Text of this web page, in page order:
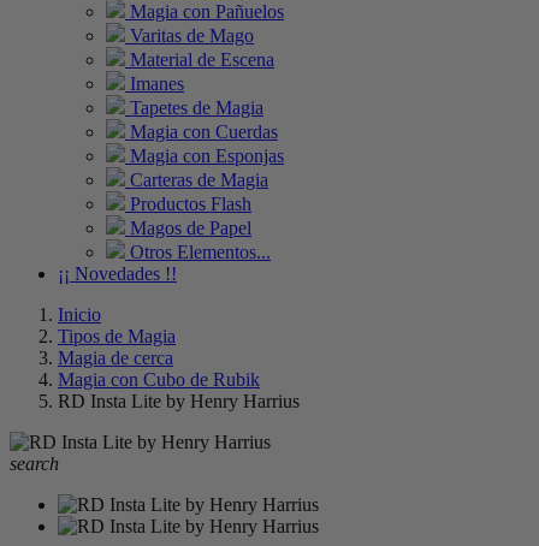
Magia con Pañuelos
Varitas de Mago
Material de Escena
Imanes
Tapetes de Magia
Magia con Cuerdas
Magia con Esponjas
Carteras de Magia
Productos Flash
Magos de Papel
Otros Elementos...
¡¡ Novedades !!
Inicio
Tipos de Magia
Magia de cerca
Magia con Cubo de Rubik
RD Insta Lite by Henry Harrius
search